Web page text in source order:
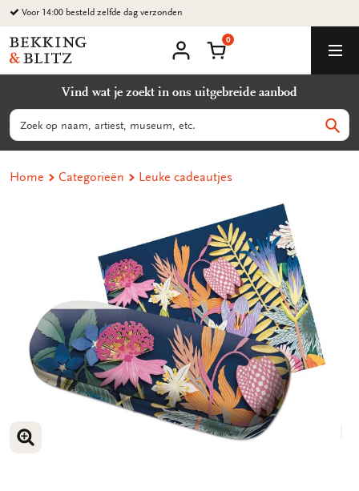
Ga
naar
content
Voor 14:00 besteld zelfde dag verzonden
Bekking
&
B.V.
account
Winkelmand
0
Vind wat je zoekt in ons uitgebreide aanbod
Zoeken
Home Categorieën Leuke cadeautjes
VERGROOT AFBEELDING